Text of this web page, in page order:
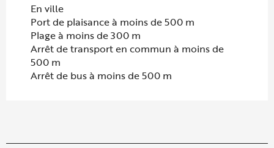
En ville
Port de plaisance à moins de 500 m
Plage à moins de 300 m
Arrêt de transport en commun à moins de
500 m
Arrêt de bus à moins de 500 m